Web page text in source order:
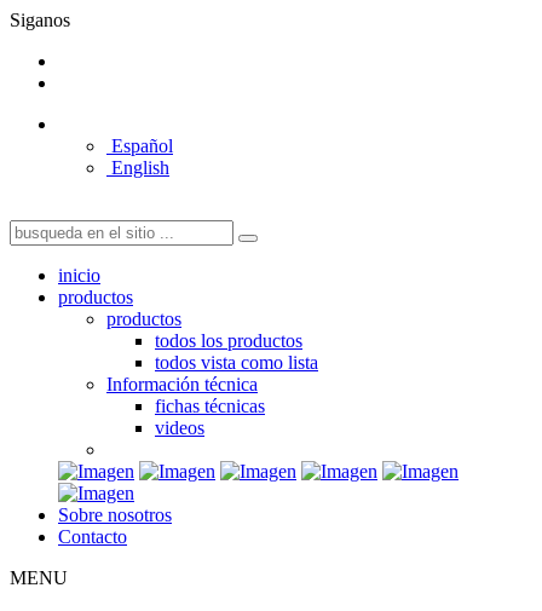
Siganos
Español
English
inicio
productos
productos
todos los productos
todos vista como lista
Información técnica
fichas técnicas
videos
Sobre nosotros
Contacto
MENU